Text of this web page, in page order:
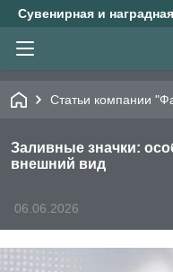
Сувенирная и
Статьи компании
Заливные значки:
внешний вид
06.06.2026